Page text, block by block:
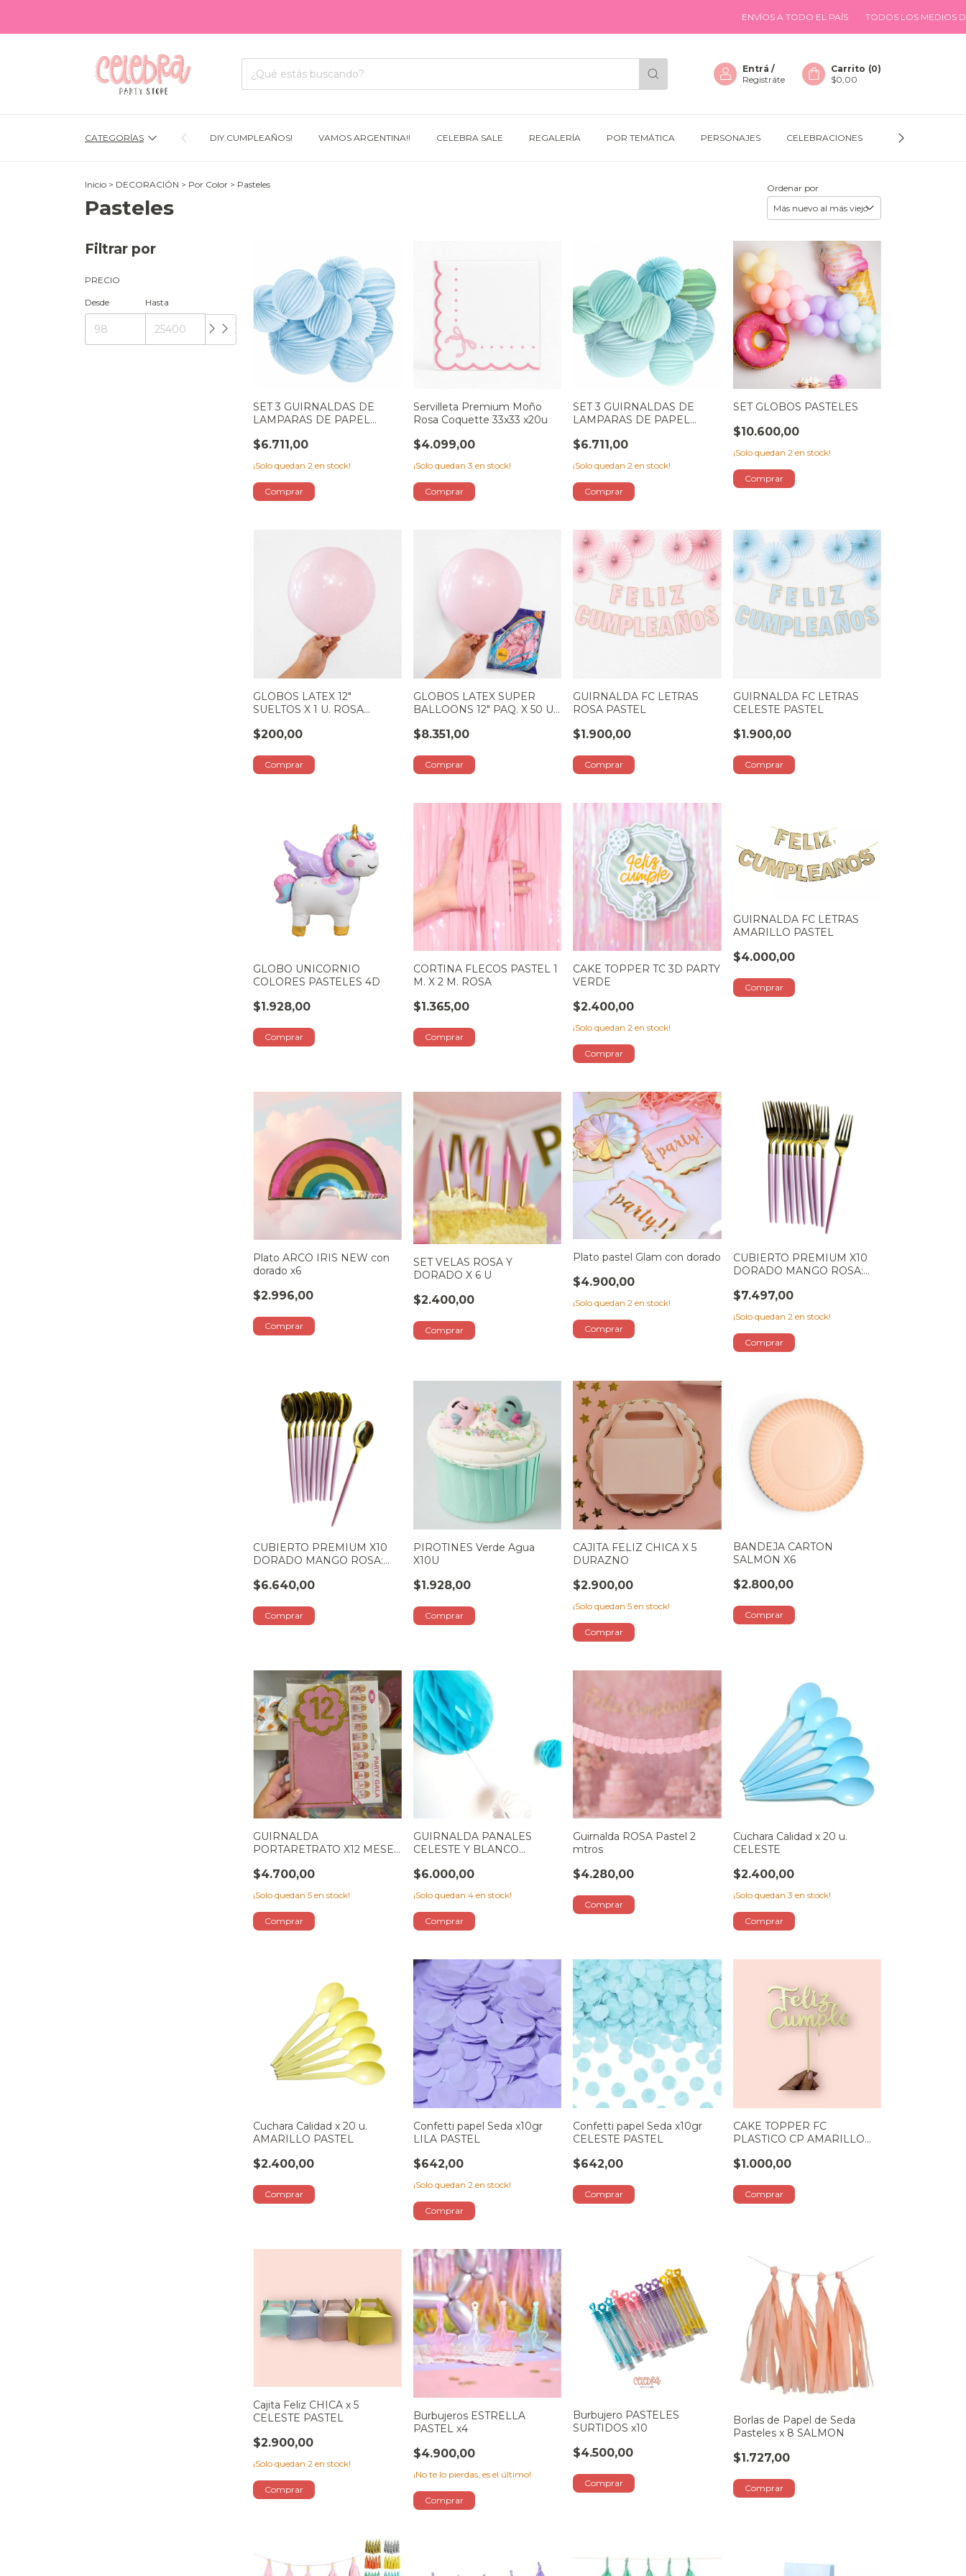
ENVÍOS A TODO EL PAÍS TODOS LOS MEDIOS DE PAGO
Entrá /
Registráte
Carrito (0)
$0,00
CATEGORÍAS DIY CUMPLEAÑOS! VAMOS ARGENTINA!! CELEBRA SALE REGALERÍA POR TEMÁTICA PERSONAJES CELEBRACIONES GLOBOS
Inicio > DECORACIÓN > Por Color > Pasteles
Pasteles
Ordenar por
Filtrar por
PRECIO
Desde Hasta
SET 3 GUIRNALDAS DE
LAMPARAS DE PAPEL
$6.711,00
¡Solo quedan2 en stock!
Servilleta Premium Moño
Rosa Coquette 33x33 x20u
$4.099,00
¡Solo quedan 3 en stock!
SET 3 GUIRNALDAS DE
LAMPARAS DE PAPEL
$6.711,00
¡Solo quedan2 en stock!
SET GLOBOS PASTELES
$10.600,00
¡Solo quedan 2en stock!
GLOBOS LATEX 12"
SUELTOS X 1 U. ROSA
$200,00
GLOBOS LATEX SUPER
BALLOONS 12" PAQ. X 50 U.
$8.351,00
GUIRNALDA FC LETRAS
ROSA PASTEL
$1.900,00
GUIRNALDA FC LETRAS
CELESTE PASTEL
$1.900,00
GLOBO UNICORNIO
COLORES PASTELES 4D
$1.928,00
CORTINA FLECOS PASTEL 1
M. X 2 M. ROSA
$1.365,00
CAKE TOPPER TC 3D PARTY
VERDE
$2.400,00
¡Solo quedan2 en stock!
GUIRNALDA FC LETRAS
AMARILLO PASTEL
$4.000,00
Plato ARCO IRIS NEW con
dorado x6
$2.996,00
SET VELAS ROSA Y
DORADO X 6 U
$2.400,00
Plato pastel Glam con dorado
$4.900,00
¡Solo quedan2 en stock!
CUBIERTO PREMIUM X10
DORADO MANGO ROSA:
$7.497,00
¡Solo quedan 2en stock!
CUBIERTO PREMIUM X10
DORADO MANGO ROSA:
$6.640,00
PIROTINES Verde Agua
X10U
$1.928,00
CAJITA FELIZ CHICA X 5
DURAZNO
$2.900,00
¡Solo quedan5 en stock!
BANDEJA CARTON
SALMON X6
$2.800,00
GUIRNALDA
PORTARETRATO X12 MESES
$4.700,00
¡Solo quedan5 en stock!
GUIRNALDA PANALES
CELESTE Y BLANCO
$6.000,00
¡Solo quedan 4en stock!
Guirnalda ROSA Pastel 2
mtros
$4.280,00
Cuchara Calidad x 20 u.
CELESTE
$2.400,00
¡Solo quedan 3 en stock!
Cuchara Calidad x 20 u.
AMARILLO PASTEL
$2.400,00
Confetti papel Seda x10gr
LILA PASTEL
$642,00
¡Solo quedan 2 en stock!
Confetti papel Seda x10gr
CELESTE PASTEL
$642,00
CAKE TOPPER FC
PLASTICO CP AMARILLO
$1.000,00
Cajita Feliz CHICA x 5
CELESTE PASTEL
$2.900,00
¡Solo quedan2 en stock!
Burbujeros ESTRELLA
PASTEL x4
$4.900,00
¡No te lo pierdas, es el último!
Burbujero PASTELES
SURTIDOS x10
$4.500,00
Borlas de Papel de Seda
Pasteles x 8 SALMON
$1.727,00